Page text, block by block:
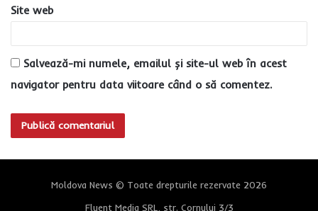
Site web
Salvează-mi numele, emailul și site-ul web în acest
navigator pentru data viitoare când o să comentez.
Moldova News © Toate drepturile rezervate 2026
Fluent Media SRL, str. Cornului 3/3